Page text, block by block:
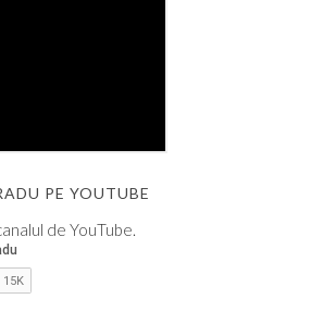
PE YOUTUBE
de YouTube.